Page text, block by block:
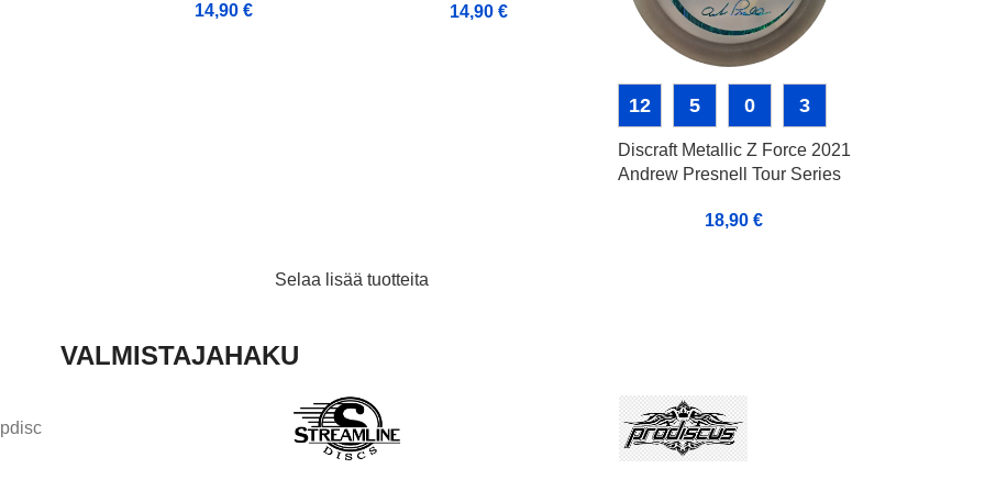
14,90 €
14,90€
12 5 0 3
Discraft Metallic Z Force 2021
Andrew Presnell Tour Series
18,90€
Selaa lisää tuotteita
VALMISTAJAHAKU